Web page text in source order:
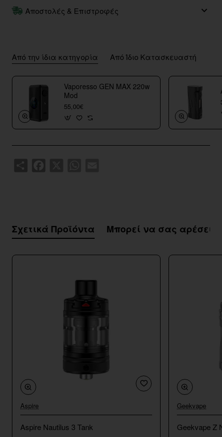
Αποστολές & Επιστροφές
Από την ίδια κατηγορία Από Ίδιο Κατασκευαστή
Vaporesso GEN MAX 220w
Mod
55,00€
Σχετικά Προϊόντα Μπορεί να σας αρέσει
Aspire
Aspire Nautilus 3 Tank
Geekvape
Geekvape Z